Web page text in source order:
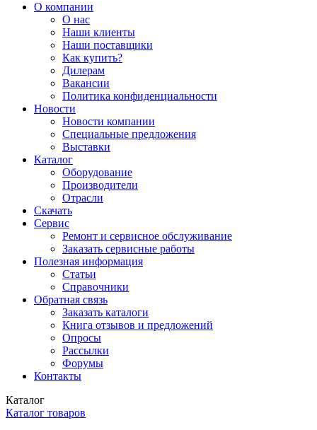
О компании
О нас
Наши клиенты
Наши поставщики
Как купить?
Дилерам
Вакансии
Политика конфиденциальности
Новости
Новости компании
Специальные предложения
Выставки
Каталог
Оборудование
Производители
Отрасли
Скачать
Сервис
Ремонт и сервисное обслуживание
Заказать сервисные работы
Полезная информация
Статьи
Справочники
Обратная связь
Заказать каталоги
Книга отзывов и предложений
Опросы
Рассылки
Форумы
Контакты
Каталог
Каталог товаров